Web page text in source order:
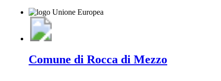
Comune di Rocca di Mezzo